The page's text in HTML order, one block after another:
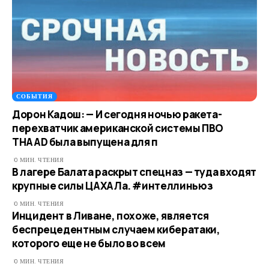
СОБЫТИЯ
Дорон Кадош: — И сегодня ночью ракета-
перехватчик американской системы ПВО
THAAD была выпущена для п
0 МИН. ЧТЕНИЯ
В лагере Балата раскрыт спецназ — туда входят
крупные силы ЦАХАЛа. #интеллиньюз
0 МИН. ЧТЕНИЯ
Инцидент в Ливане, похоже, является
беспрецедентным случаем кибератаки,
которого еще не было во всем
0 МИН. ЧТЕНИЯ